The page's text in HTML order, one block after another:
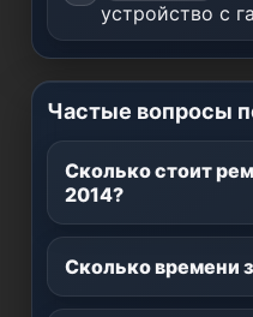
устройство с
Частые вопросы
Сколько стоит
2014?
Сколько времени